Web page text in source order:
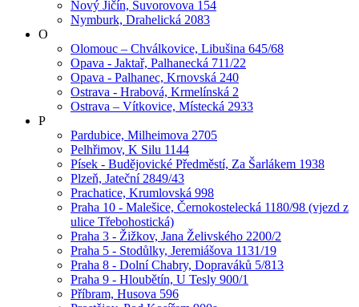
Nový Jičín, Suvorovova 154
Nymburk, Drahelická 2083
O
Olomouc – Chválkovice, Libušina 645/68
Opava - Jaktař, Palhanecká 711/22
Opava - Palhanec, Krnovská 240
Ostrava - Hrabová, Krmelínská 2
Ostrava – Vítkovice, Místecká 2933
P
Pardubice, Milheimova 2705
Pelhřimov, K Silu 1144
Písek - Budějovické Předměstí, Za Šarlákem 1938
Plzeň, Jateční 2849/43
Prachatice, Krumlovská 998
Praha 10 - Malešice, Černokostelecká 1180/98 (vjezd z
ulice Třebohostická)
Praha 3 - Žižkov, Jana Želivského 2200/2
Praha 5 - Stodůlky, Jeremiášova 1131/19
Praha 8 - Dolní Chabry, Dopraváků 5/813
Praha 9 - Hloubětín, U Tesly 900/1
Příbram, Husova 596